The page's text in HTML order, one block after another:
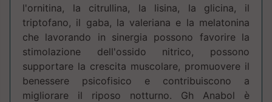
l'ornitina, la citrullina, la lisina, la glicina, il
triptofano, il gaba, la valeriana e la melatonina
che lavorando in sinergia possono favorire la
stimolazione dell'ossido nitrico, possono
supportare la crescita muscolare, promuovere il
benessere psicofisico e contribuiscono a
migliorare il riposo notturno. Gh Anabol è